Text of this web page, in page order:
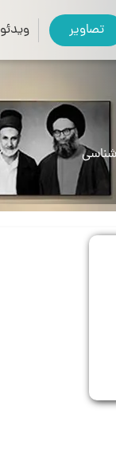
تصاویر ویدئو
شناسی